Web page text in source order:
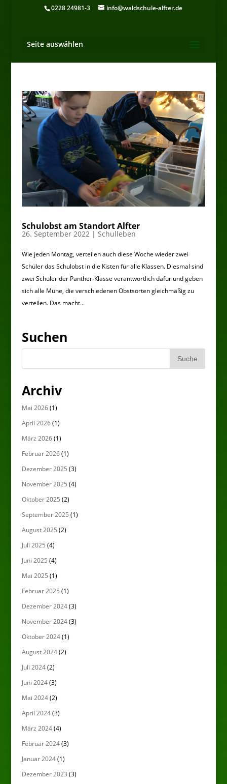
0228 24981-3 info@waldschule-alfter.de
Seite auswählen
Schulobst am Standort Alfter
26. September 2022 | Schulleben
Wie jeden Montag, verteilen auch diese Woche wieder zwei
Schüler das Schulobst in die Kisten für alle Klassen. Diesmal sind
zwei Schüler der Panther-Klasse verantwortlich dafür und geben
sich alle Mühe, die verschiedenen Obstsorten gleichmäßig zu
verteilen. Das macht...
Suchen
Archiv
Mai 2026(1)
April 2026(1)
März 2026(1)
Februar 2026(1)
Dezember 2025 (3)
November 2025 (4)
Oktober 2025 (2)
September 2025 (1)
August 2025 (2)
Juli 2025 (4)
Juni 2025 (4)
Mai 2025 (1)
Februar 2025 (1)
Dezember 2024(3)
November 2024(3)
Oktober 2024(1)
August 2024(2)
Juli 2024(2)
Juni 2024(3)
Mai 2024(2)
April 2024(3)
März 2024(4)
Februar 2024(3)
Januar 2024(1)
Dezember 2023 (3)